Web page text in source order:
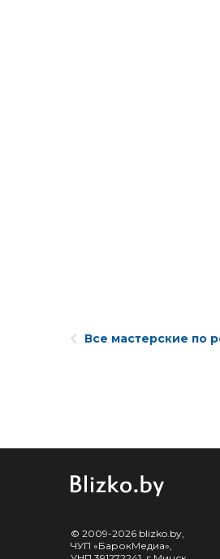
Все мастерские по
© 2009-2026 blizko.by,
ЧУП «БарокМедиа»,